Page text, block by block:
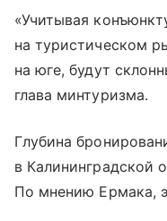
«Учитывая
на туристическом
на юге, будут
глава минтуризма.
Глубина
в Калининградской
По мнению Ермака,